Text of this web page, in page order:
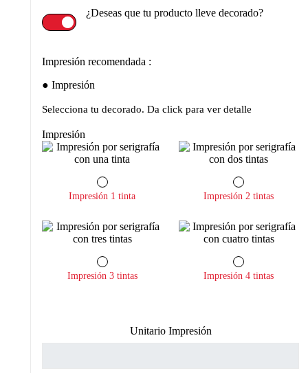
¿Deseas que tu producto lleve decorado?
Impresión recomendada :
Impresión
Selecciona tu decorado. Da click para ver detalle
Impresión
Impresión 1 tinta Impresión 2 tintas
Impresión 3 tintas Impresión 4 tintas
Unitario Impresión